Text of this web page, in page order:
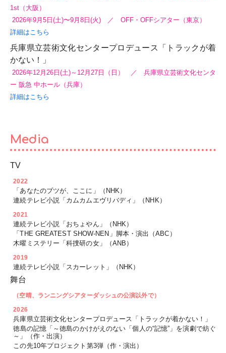
1st（大阪）
2026年9月5日(土)〜9月8日(火) ／ OFF・OFFシアター（東京）
詳細はこちら
兵庫県立芸術文化センタープロデュース「トラックが着
かない！」
2026年12月26日(土)～12月27日（日） ／ 兵庫県立芸術文化センタ
ー 阪急 中ホール（兵庫）
詳細はこちら
Media
TV
2022
「あなたのブツが、ここに」（NHK）
連続テレビ小説「カムカムエヴリバディ」（NHK）
2021
連続テレビ小説「おちょやん」（NHK）
「THE GREATEST SHOW-NEN」脚本・演出（ABC）
木曜ミステリー「科捜研の女」（ANB）
2019
連続テレビ小説「スカーレット」（NHK）
舞台
（空晴、ランニングシアターダッシュの公演以外で）
2026
兵庫県立芸術文化センタープロデュース「トラックが着かない！」
徳島の記憶「～徳島のかけがえのない「個人の“記憶”」を演劇で紡ぐ
～」（作・出演）
この先10年プロジェクト第3弾（作・演出）